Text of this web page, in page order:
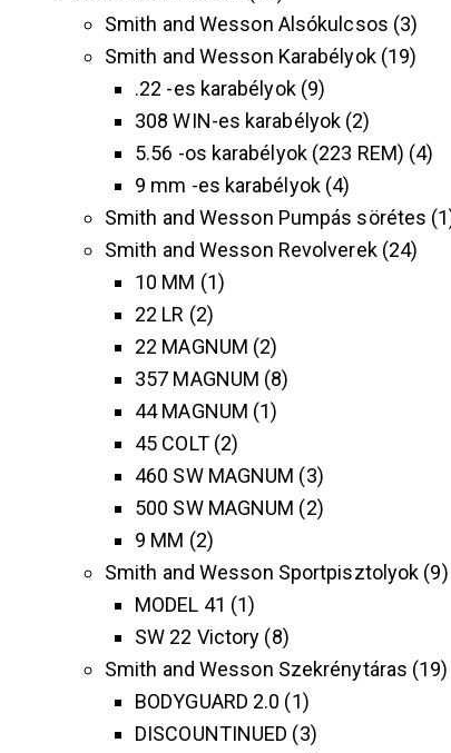
Smith and Wesson Alsókulcsos 3
Smith and Wesson Karabélyok 19
.22 -es karabélyok 9
308 WIN-es karabélyok 2
5.56 -os karabélyok (223 REM) 4
9 mm -es karabélyok 4
Smith and Wesson Pumpás sörétes 1
Smith and Wesson Revolverek 24
10 MM 1
22 LR 2
22 MAGNUM 2
357 MAGNUM 8
44 MAGNUM 1
45 COLT 2
460 SW MAGNUM
3
500 SW MAGNUM
2
9 MM 2
Smith and Wesson Sportpisztolyok 9
MODEL 41
1
SW 22 Victory 8
Smith and Wesson Szekrénytáras 19
BODYGUARD 2.0
1
DISCOUNTINUED
3